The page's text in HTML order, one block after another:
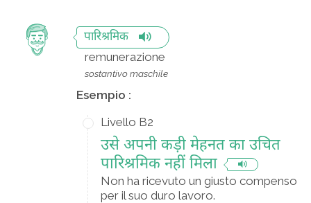
पारिश्रमिक
remunerazione
sostantivo maschile
Esempio :
Livello B2
उसे अपनी कड़ी मेहनत का उचित
पारिश्रमिक नहीं मिला
Non ha ricevuto un giusto compenso
per il suo duro lavoro.